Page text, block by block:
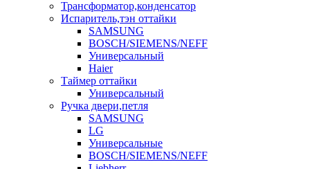
Трансформатор,конденсатор
Испаритель,тэн оттайки
SAMSUNG
BOSCH/SIEMENS/NEFF
Универсальный
Haier
Таймер оттайки
Универсальный
Ручка двери,петля
SAMSUNG
LG
Универсальные
BOSCH/SIEMENS/NEFF